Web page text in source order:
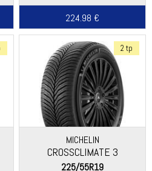
224.98 €
2 tp
MICHELIN
CROSSCLIMATE 3
225/55R19